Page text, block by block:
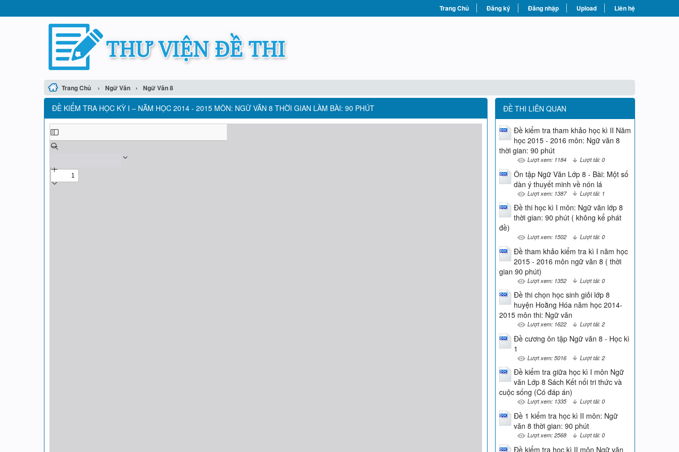
Trang Chủ Đăng ký Đăng nhập Upload Liên hệ
Trang Chủ › Ngữ Văn › Ngữ Văn 8
ĐỀ KIỂM TRA HỌC KỲ I – NĂM HỌC 2014 - 2015 MÔN: NGỮ VĂN 8 THỜI GIAN LÀM BÀI: 90 PHÚT ĐỀ THI LIÊN QUAN
Đề kiểm tra tham khảo học kì II Năm
học 2015 - 2016 môn: Ngữ văn 8
thời gian: 90 phút
Lượt xem: 1184 Lượt tải: 0
Ôn tập Ngữ Văn Lớp 8 - Bài: Một số
dàn ý thuyết minh về nón lá
Lượt xem: 1387 Lượt tải: 1
Đề thi học kì I môn: Ngữ văn lớp 8
thời gian: 90 phút ( không kể phát
đề)
Lượt xem: 1502 Lượt tải: 0
Đề tham khảo kiểm tra kì I năm học
2015 - 2016 môn ngữ văn 8 ( thời
gian 90 phút)
Lượt xem: 1352 Lượt tải: 0
Đề thi chọn học sinh giỏi lớp 8
huyện Hoằng Hóa năm học 2014-
2015 môn thi: Ngữ văn
Lượt xem: 1622 Lượt tải: 2
Đề cương ôn tập Ngữ văn 8 - Học kì
1
Lượt xem: 5016 Lượt tải: 2
Đề kiểm tra giữa học kì I môn Ngữ
văn Lớp 8 Sách Kết nối tri thức và
cuộc sống (Có đáp án)
Lượt xem: 1335 Lượt tải: 0
Đề 1 kiểm tra học kì II môn: Ngữ
văn 8 thời gian: 90 phút
Lượt xem: 2568 Lượt tải: 0
Đề kiểm tra học kì II môn Ngữ văn